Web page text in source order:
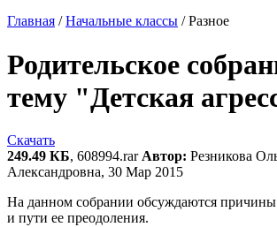
Главная /Начальные классы /Разное
Родительское
тему "Детская
Скачать
249.49 КБ, 608994.rar Автор: Резникова
Александровна, 30 Мар 2015
На данном собрании обсуждаются причины
и пути ее преодоления.